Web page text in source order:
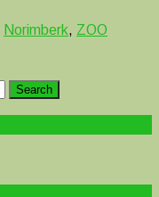
Norimberk, ZOO
Search